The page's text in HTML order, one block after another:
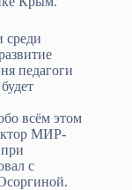
среди
педагоги
всём этом
МИР-
с